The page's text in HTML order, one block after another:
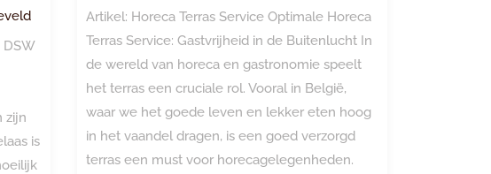
DSW
zijn
is
Artikel: Horeca Terras Service Optimale Horeca
Terras Service: Gastvrijheid in de Buitenlucht In
de wereld van horeca en gastronomie speelt
het terras een cruciale rol. Vooral in België,
waar we het goede leven en lekker eten hoog
in het vaandel dragen, is een goed verzorgd
terras een must voor horecagelegenheden.